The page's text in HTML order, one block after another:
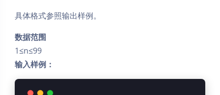
具体格式参照输出样例。
数据范围
1≤n≤99
输入样例：